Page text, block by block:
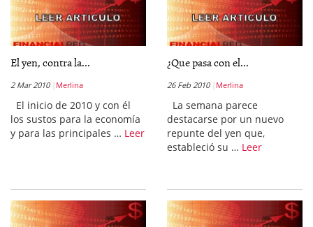
El yen, contra la...
2 Mar 2010 Merlina
El inicio de 2010 y con él
los sustos para la economía
y para las principales … Leer
¿Que pasa con el...
26 Feb 2010 Merlina
La semana parece
destacarse por un nuevo
repunte del yen que,
estableció su … Leer